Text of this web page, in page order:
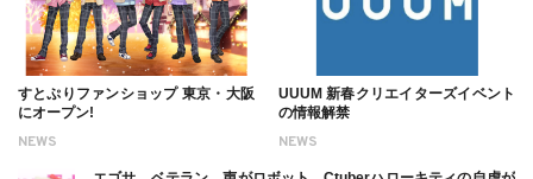
NEWS
すとぷりファンショップ 東京・大阪
にオープン!
NEWS
UUUM 新春クリエイターズイベント
の情報解禁